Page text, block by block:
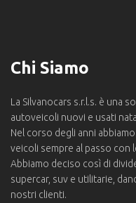
Chi Siamo
La Silvanocars s.r.l.s. è una
autoveicoli nuovi e usati
Nel corso degli anni
veicoli sempre al passo con
Abbiamo deciso così di
supercar, suv e utilitarie,
nostri clienti.